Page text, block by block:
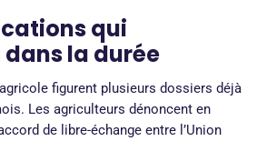
qui
la durée
figurent plusieurs dossiers déjà
Les agriculteurs dénoncent en
de libre-échange entre l’Union